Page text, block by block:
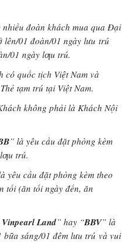
nhiều đoàn khách mua qua Đại
lên/01 đoàn/01 ngày lưu trú
01 ngày lƣu trú.
có quốc tịch Việt Nam và
tạm trú tại Việt Nam.
không phải là Khách Nội
” là yêu cầu đặt phòng kèm
trú.
yêu cầu đặt phòng kèm theo
tối (ăn tối ngày đến, ăn
Land” hay “BBV” là
bữa sáng/01 đêm lưu trú và vui